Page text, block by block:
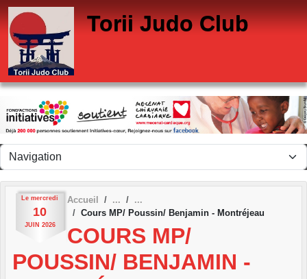
Torii Judo Club
Le mercredi
10
JUIN 2026
Accueil
Cours MP/ Poussin/ Benjamin - Montréjeau
COURS MP/
POUSSIN/ BENJAMIN -
Panneau de gestion des cookies